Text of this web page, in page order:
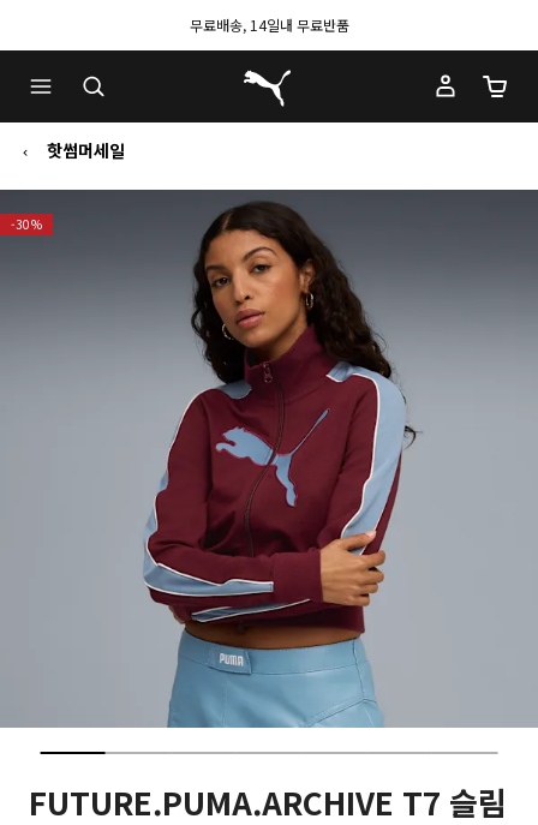
무료배송, 14일내 무료반품
푸마 홈
장바
핫썸머세일
-30%
FUTURE.PUMA.ARCHIVE T7 슬림